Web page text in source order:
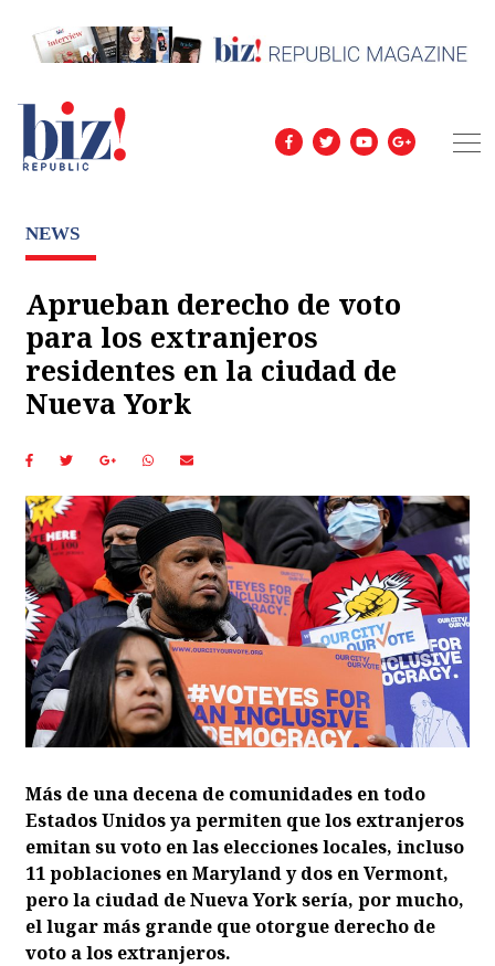
NEWS
Aprueban derecho de voto
para los extranjeros
residentes en la ciudad de
Nueva York
Más de una decena de comunidades en todo
Estados Unidos ya permiten que los extranjeros
emitan su voto en las elecciones locales, incluso
11 poblaciones en Maryland y dos en Vermont,
pero la ciudad de Nueva York sería, por mucho,
el lugar más grande que otorgue derecho de
voto a los extranjeros.